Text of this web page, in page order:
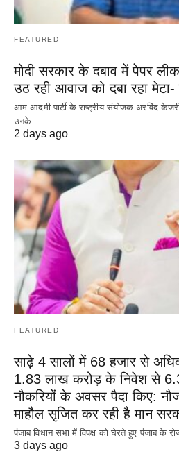
FEATURED
मोदी सरकार के दबाव में पेपर
उठ रही आवाज को दबा रहा
आम आदमी पार्टी के राष्ट्रीय संयोजक अरविंद
उनके…
2 days ago
FEATURED
साढ़े 4 सालों में 68 हजार से
1.83 लाख करोड़ के निवेश से
नौकरियों के अवसर पैदा किए:
माहौल सृजित कर रही है मान
पंजाब विधान सभा में विपक्ष को घेरते हुए पंजाब के
3 days ago